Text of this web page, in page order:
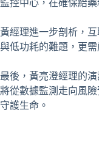
監控中心，在確保給
黃經理進一步剖析，
與低功耗的難題，更
最後，黃亮澄經理的
將從數據監測走向風
守護生命。